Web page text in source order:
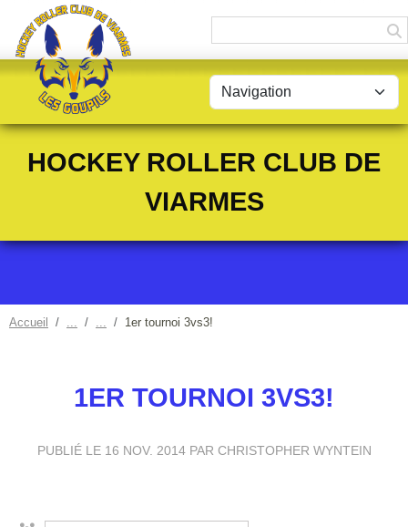
HOCKEY ROLLER CLUB DE
VIARMES
Accueil 1er tournoi 3vs3!
1ER TOURNOI 3VS3!
PUBLIÉ LE 16 NOV. 2014PAR CHRISTOPHER WYNTEIN
Panneau de gestion des cookies